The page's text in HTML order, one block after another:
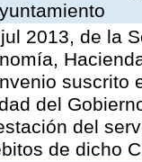
2013, de la
suscrito
del
del
de dicho